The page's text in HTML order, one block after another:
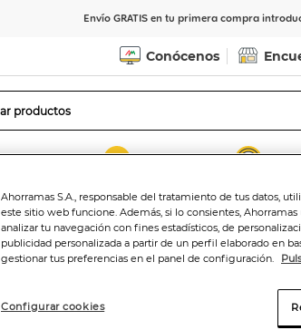
Envío GRATIS en tu primera compra
Conócenos
Indicar CP Ver
Ahorramas S.A., responsable del tratamiento de tus datos,
este sitio web funcione. Además, si lo consientes,
analizar tu navegación con fines estadísticos, de
publicidad personalizada a partir de un perfil elaborado en
gestionar tus preferencias en el panel de configuración.
Configurar cookies